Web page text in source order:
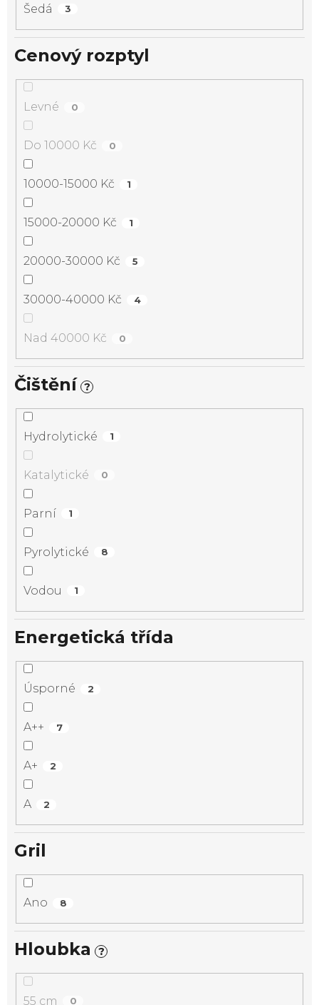
Šedá 3
Cenový rozptyl
Levné 0
Do 10000 Kč 0
10000-15000 Kč 1
15000-20000 Kč 1
20000-30000 Kč 5
30000-40000 Kč 4
Nad 40000 Kč 0
Čištění ?
Hydrolytické 1
Katalytické 0
Parní 1
Pyrolytické 8
Vodou 1
Energetická třída
Úsporné 2
A++ 7
A+ 2
A 2
Gril
Ano 8
Hloubka ?
55 cm 0